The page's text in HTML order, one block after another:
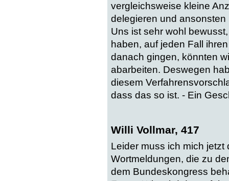
vergleichsweise kleine
delegieren und
Uns ist sehr wohl
haben, auf jeden Fall
danach gingen, könnten
abarbeiten. Deswegen
diesem
dass das so ist. - Ein
Willi Vollmar, 417
Leider muss ich mich
Wortmeldungen, die zu
dem Bundeskongress